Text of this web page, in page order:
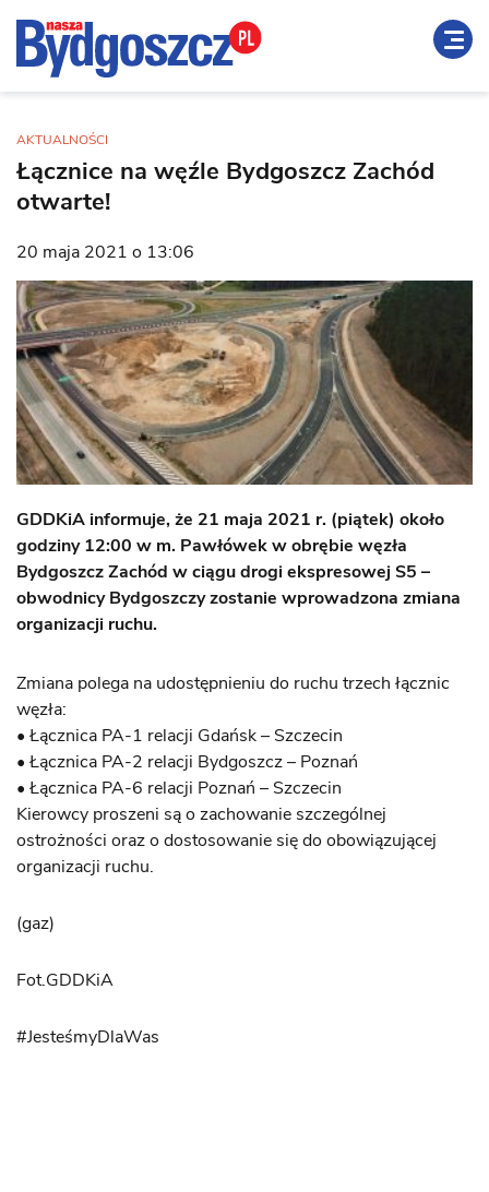
AKTUALNOŚCI
Łącznice na węźle Bydgoszcz Zachód
otwarte!
20 maja 2021 o 13:06
GDDKiA informuje, że 21 maja 2021 r. (piątek) około
godziny 12:00 w m. Pawłówek w obrębie węzła
Bydgoszcz Zachód w ciągu drogi ekspresowej S5 –
obwodnicy Bydgoszczy zostanie wprowadzona zmiana
organizacji ruchu.
Zmiana polega na udostępnieniu do ruchu trzech łącznic
węzła:
• Łącznica PA-1 relacji Gdańsk – Szczecin
• Łącznica PA-2 relacji Bydgoszcz – Poznań
• Łącznica PA-6 relacji Poznań – Szczecin
Kierowcy proszeni są o zachowanie szczególnej
ostrożności oraz o dostosowanie się do obowiązującej
organizacji ruchu.
(gaz)
Fot.GDDKiA
#JesteśmyDlaWas